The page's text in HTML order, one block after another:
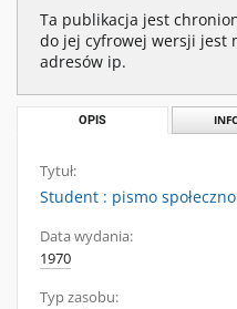
Ta publikacja jest
do jej cyfrowej wersji jest
adresów ip.
OPIS
Tytuł:
Student : pismo
Data wydania:
1970
Typ zasobu: